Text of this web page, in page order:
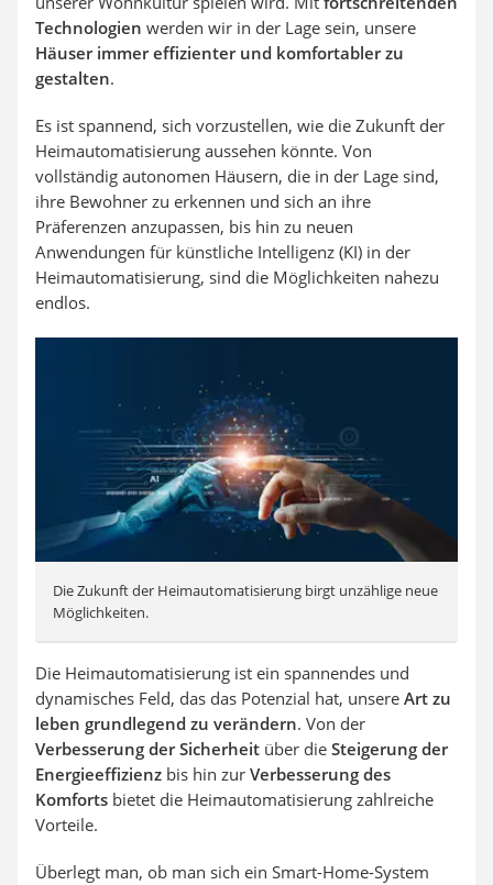
Technologien werden wir in der Lage sein, unsere
Häuser immer effizienter und komfortabler zu
gestalten.
Es ist spannend, sich vorzustellen, wie die Zukunft der
Heimautomatisierung aussehen könnte. Von
vollständig autonomen Häusern, die in der Lage sind,
ihre Bewohner zu erkennen und sich an ihre
Präferenzen anzupassen, bis hin zu neuen
Anwendungen für künstliche Intelligenz (KI) in der
Heimautomatisierung, sind die Möglichkeiten nahezu
endlos.
Die Zukunft der Heimautomatisierung birgt unzählige neue
Möglichkeiten.
Die Heimautomatisierung ist ein spannendes und
dynamisches Feld, das das Potenzial hat, unsere Art zu
leben grundlegend zu verändern. Von der
Verbesserung der Sicherheit über die Steigerung der
Energieeffizienz bis hin zur Verbesserung des
Komforts bietet die Heimautomatisierung zahlreiche
Vorteile.
Überlegt man, ob man sich ein Smart-Home-System